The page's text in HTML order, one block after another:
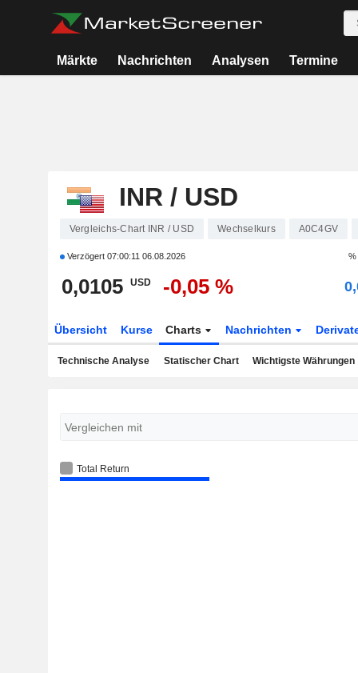
Märkte Nachrichten Analysen Termine
INR / USD
Vergleichs-Chart INR / USD Wechselkurs A0C4GV
Verzögert 07:00:11 06.08.2026 %
0,0105 USD -0,05 %
Übersicht Kurse Charts Nachrichten
Technische Analyse Statischer Chart Wichtigste Währungen
Total Return